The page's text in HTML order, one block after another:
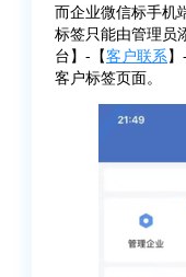
而企业微信标手机
标签只能由管理员
台】-【客户联系
客户标签页面。